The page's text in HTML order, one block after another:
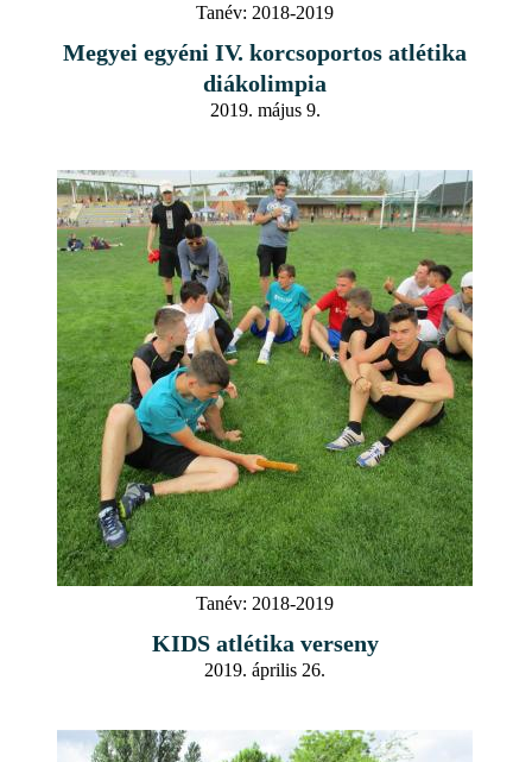
Tanév: 2018-2019
Megyei egyéni IV. korcsoportos atlétika
diákolimpia
2019. május 9.
Tanév: 2018-2019
KIDS atlétika verseny
2019. április 26.